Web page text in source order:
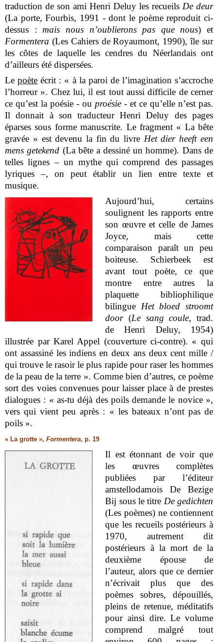
traduction de son ami Henri Deluy les recueils De deur
(La porte, Fourbis, 1991 - dont le poème reproduit ci-
dessus : mais nous n’oublierons pas que nous) et
Formentera (Les Cahiers de Royaumont, 1990), île sur
les côtes de laquelle les cendres du Néerlandais ont
d’ailleurs été dispersées.
Lepoète écrit : « à la paroi de l’imagination s’accroche
l’horreur ». Chez lui, il est tout aussi difficile de cerner
ce qu’est la poésie - ou proésie - et ce qu’elle n’est pas.
Il donnait à son traducteur Henri Deluy des pages
éparses sous forme manuscrite. Le fragment « La bête
gravée » est devenu la fin du livre Het dier heeft een
mens getekend (La bête a dessiné un homme). Dans de
telles lignes – un mythe qui comprend des passages
lyriques –, on peut établir un lien entre texte et
musique.
Aujourd’hui, certains
soulignent les rapports entre
son œuvre et celle de James
Joyce, mais cette
comparaison paraît un peu
boiteuse. Schierbeek est
avant tout poète, ce que
montre entre autres la
plaquette bibliophilique
bilingue Het bloed stroomt
door(Le sang coule, trad.
de Henri Deluy, 1954)
illustrée par Karel Appel (couverture ci-contre). « qui
ont assassiné les indiens en deux ans deux cent mille /
qui trouve le rasoir le plus rapide pour raser les hommes
de la peau de la terre ». Comme bien d’autres, ce poème
sort des voies convenues pour laisser place à de prestes
dialogues : « as-tu déjà des poils demande le novice »,
vers qui vient peu après : « les bateaux n’ont pas de
poils ».
« La grotte »,Formentera, p. 19
Il est étonnant de voir que
les œuvres complètes
publiées par l’éditeur
amstellodamois De Bezige
Bij sous le titre De gedichten
(Les poèmes) ne contiennent
que les recueils postérieurs à
1970, autrement dit
postérieurs à la mort de la
deuxième épouse de
l’auteur, alors que ce dernier
n’écrivait plus que des
poèmes sobres, dépouillés,
pleins de retenue, méditatifs
pour ainsi dire. Le volume
comprend malgré tout